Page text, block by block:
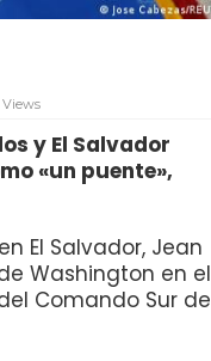
Views
y El Salvador
«un puente»,
El Salvador, Jean
Washington en el
Comando Sur de